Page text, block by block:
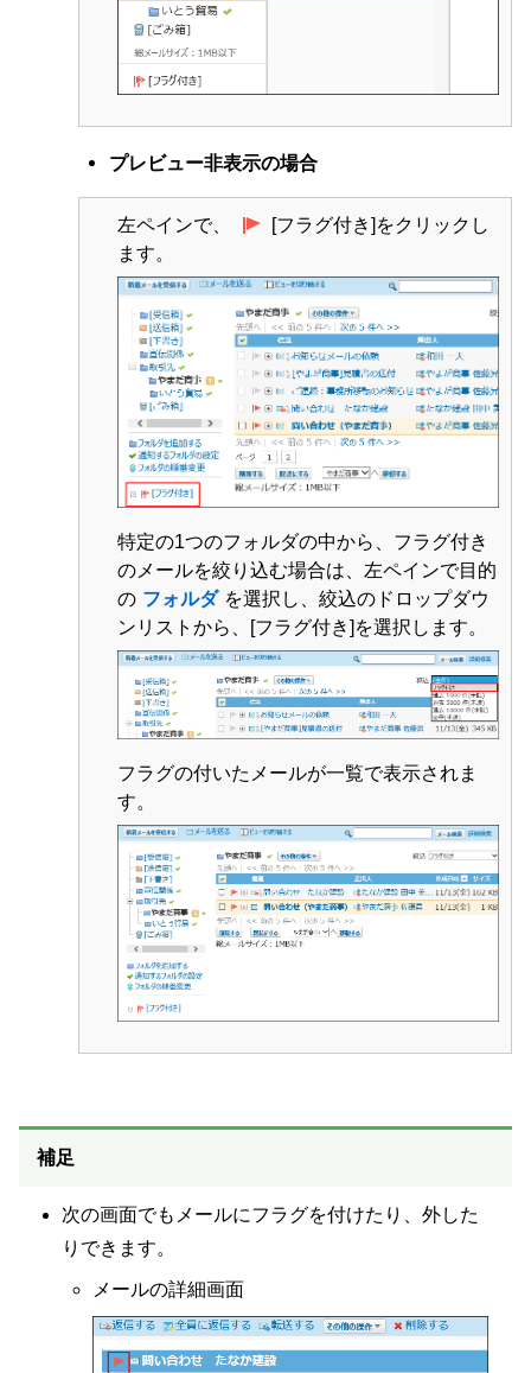
プレビュー非表示の場合
左ペインで、
[フラグ付き]をクリックし
ます。
特定の1つのフォルダの中から、フラグ付き
のメールを絞り込む場合は、左ペインで目的
の フォルダ を選択し、絞込のドロップダウ
ンリストから、[フラグ付き]を選択します。
フラグの付いたメールが一覧で表示されま
す。
補足
次の画面でもメールにフラグを付けたり、外した
りできます。
メールの詳細画面